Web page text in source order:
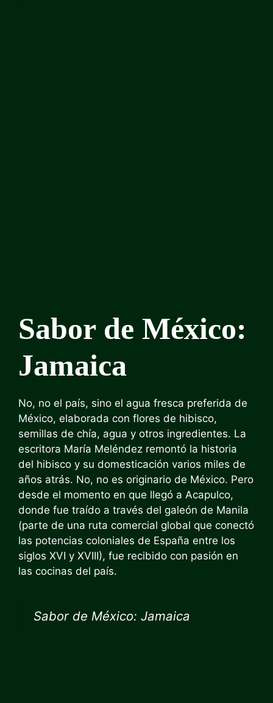
Sabor de México:
Jamaica
No, no el país, sino el agua fresca preferida de
México, elaborada con flores de hibisco,
semillas de chía, agua y otros ingredientes. La
escritora María Meléndez remontó la historia
del hibisco y su domesticación varios miles de
años atrás. No, no es originario de México. Pero
desde el momento en que llegó a Acapulco,
donde fue traído a través del galeón de Manila
(parte de una ruta comercial global que conectó
las potencias coloniales de España entre los
siglos XVI y XVIII), fue recibido con pasión en
las cocinas del país.
Sabor de México: Jamaica